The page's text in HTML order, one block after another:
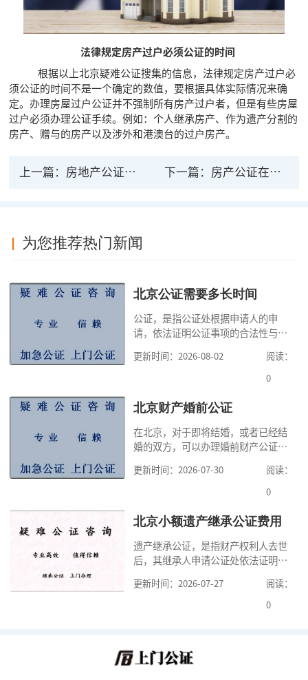
法律规定房产过户必须公证的时间
根据以上北京疑难公证搜集的信息，法律规定房产过户必
须公证的时间不是一个确定的数值，要根据具体实际情况来确
定。办理房屋过户公证并不强制所有房产过户者，但是有些房屋
过户必须办理公证手续。例如：个人继承房产、作为遗产分割的
房产、赠与的房产以及涉外和港澳台的过户房产。
上一篇： 房地产公证的法律效力真实可靠吗 下一篇： 房产公证在法律上有没有效力 房产证贷款要公证
为您推荐热门新闻
北京公证需要多长时间
公证，是指公证处根据申请人的申
请，依法证明公证事项的合法性与真
高公证事项的效力，固定证据，但是
很多人不知道在北京办理公证需要多
家，办理公证的时候除了需要按照公
道北京公证需要什么材料,北京公证需
要多少钱？北京公
更新时间：2026-08-02
阅读：
0
北京财产婚前公证
在北京，对于即将结婚，或者已经结
婚的双方，可以办理婚前财产公证，
式，可以避免个人财产引发的纠纷，
但是，在北京办理婚前财产公证，除
料外，公证咨询告诉大家，我们有必
京婚前财产公证机构？了解这些不仅
有利于我们根
更新时间：2026-07-30
阅读：
0
北京小额遗产继承公证费用
遗产继承公证，是指财产权利人去世
后，其继承人申请公证处依法证明继
的证明活动。通过公证，继承人可以
拿着享有继承权的公证书办理遗产过
费。我们在办理继承公证的时候，需
更新时间：2026-07-27
阅读：
0